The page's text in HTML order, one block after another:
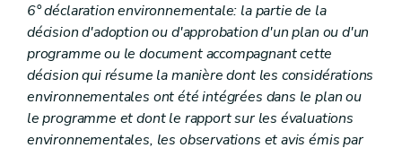
Art. D 53
Art. D 54
Art. D 55
Art. D 56
Art. D 57
Art. D 58
Art. D 59
Art. D 60
6° déclaration environnementale: la partie de la
décision d'adoption ou d'approbation d'un plan ou d'un
programme ou le document accompagnant cette
décision qui résume la manière dont les considérations
environnementales ont été intégrées dans le plan ou
le programme et dont le rapport sur les évaluations
environnementales, les observations et avis émis par